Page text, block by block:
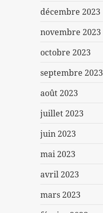
décembre 2023
novembre 2023
octobre 2023
septembre 2023
août 2023
juillet 2023
juin 2023
mai 2023
avril 2023
mars 2023